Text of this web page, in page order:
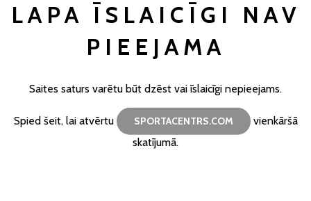
LAPA ĪSLAICĪGI NAV
PIEEJAMA
Saites saturs varētu būt dzēst vai īslaicīgi nepieejams.
Spied šeit, lai atvērtu SPORTACENTRS.COM
vienkāršā
skatījumā.